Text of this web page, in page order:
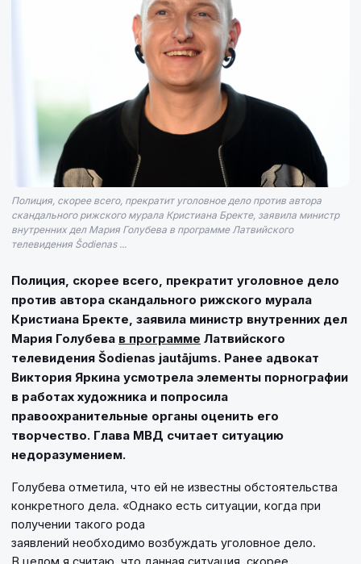
Полиция, скорее всего, прекратит уголовное дело против автора
скандального рижского мурала Кристиана Бректе, заявила министр
внутренних дел Мария Голубева в программе Латвийского
телевидения Šodienas ...
Полиция, скорее всего, прекратит уголовное дело
против автора скандального рижского мурала
Кристиана Бректе, заявила министр внутренних дел
Мария Голубева в программе Латвийского
телевидения Šodienas jautājums. Ранее адвокат
Виктория Яркина усмотрела элементы порнографии
в работах художника и попросила
правоохранительные органы оценить его
творчество. Глава МВД считает ситуацию
недоразумением.
Голубева отметила, что ей не известны обстоятельства
конкретного дела. «Однако есть ситуации, когда при
получении такого рода
заявлений необходимо возбуждать уголовное дело.
В целом я считаю, что данная ситуация, скорее,